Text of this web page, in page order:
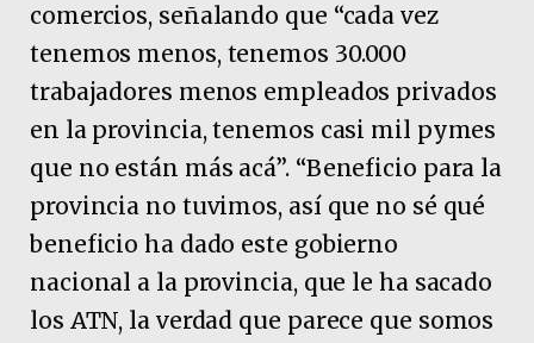
comercios, señalando que “cada vez
tenemos menos, tenemos 30.000
trabajadores menos empleados privados
en la provincia, tenemos casi mil pymes
que no están más acá”. “Beneficio para la
provincia no tuvimos, así que no sé qué
beneficio ha dado este gobierno
nacional a la provincia, que le ha sacado
los ATN, la verdad que parece que somos